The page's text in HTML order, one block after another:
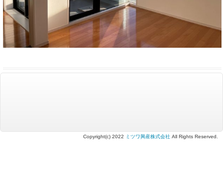
Copyright(c) 2022 ミツワ興産株式会社 All Rights Reserved.